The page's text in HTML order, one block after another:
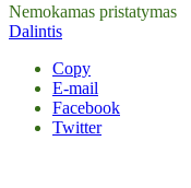
Nemokamas pristatymas
Dalintis
Copy
E-mail
Facebook
Twitter